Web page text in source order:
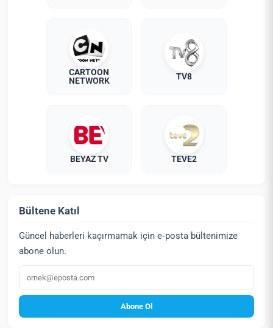
CARTOON
NETWORK
TV8
BEYAZ TV TEVE2
Bültene Katıl
Güncel haberleri kaçırmamak için e‑posta bültenimize
abone olun.
E‑posta
Abone Ol